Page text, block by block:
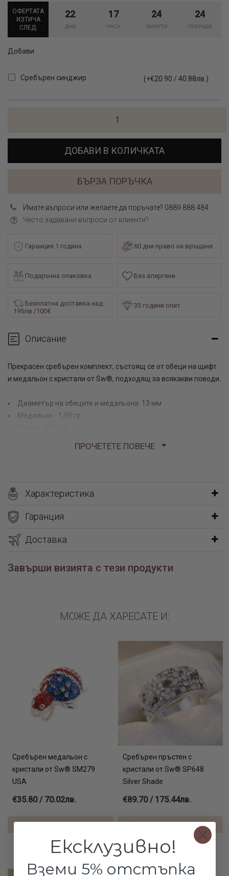
ОФЕРТАТА
ИЗТИЧА
СЛЕД:
22 17 24 24
Добави
Сребърен синджир (+€20.90 / 40.88лв.)
ДОБАВИ В КОЛИЧКАТА
БЪРЗА ПОРЪЧКА
Имате въпроси или желаете да поръчате? 0889 888 484
Често задавани въпроси от клиенти?
Гаранция 1 година 60 дни право на връщане
Подаръчна опаковка Без алергени
Безплатна доставка над
195лв./100€
33 години опит
Описание
Прекрасен сребърен комплект, състоящ се от обеци на щифт
и медальон с кристали от Sw®, подходящ за всякакви поводи.
Диаметър на обеците и медальона: 13 мм
Медальон - 1,50 гр
ПРОЧЕТЕТЕ ПОВЕЧЕ
Характеристика
Гаранция
Доставка
Завърши визията с тези продукти
МОЖЕ ДА ХАРЕСАТЕ И:
Сребърен медальон с
кристали от Sw® SM279
USA
€35.80 / 70.02лв.
Сребърен пръстен с
кристали от Sw® SP648
Silver Shade
€89.70 / 175.44лв.
ДОБАВИ В КОЛИЧКАТА
Ексклузивно!
Вземи 5% отстъпка